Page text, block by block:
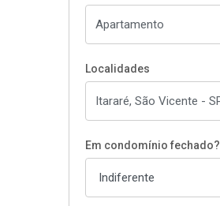
Localidades
Em condomínio fechado?